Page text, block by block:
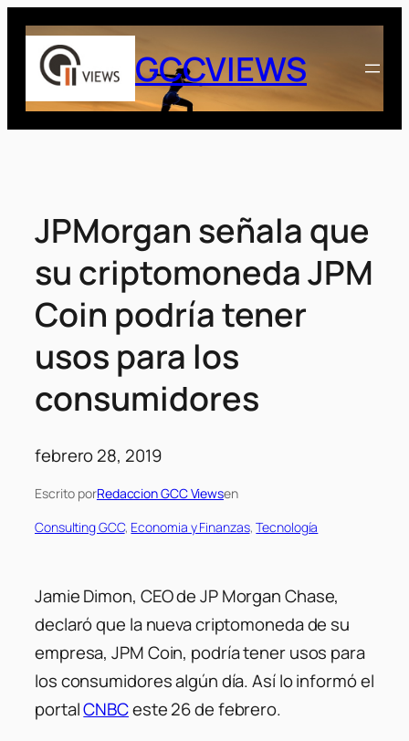
Saltar
contenido
GCCVIEWS
JPMorgan señala que
su criptomoneda JPM
Coin podría tener
usos para los
consumidores
febrero 28, 2019
Escrito porRedaccion GCC Viewsen
Consulting GCC, Economia y Finanzas, Tecnología
Jamie Dimon, CEO de JP Morgan Chase,
declaró que la nueva criptomoneda de su
empresa, JPM Coin, podría tener usos para
los consumidores algún día. Así lo informó el
portalCNBCeste 26 de febrero.